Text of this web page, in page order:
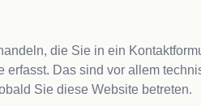
die Sie in ein
Das sind vor allem
Sie diese Website betreten.